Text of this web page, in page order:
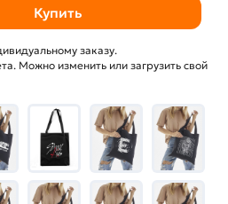
Купить
заказу.
Можно изменить или загрузить свой